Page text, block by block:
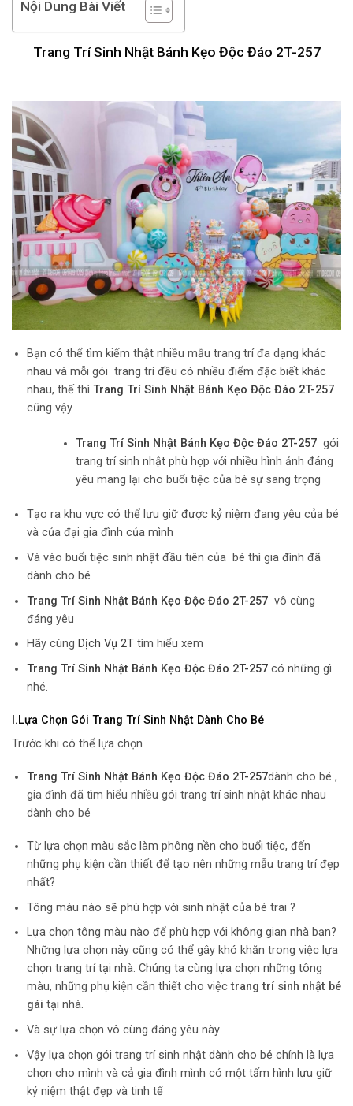
Nội Dung Bài Viết
Trang Trí Sinh Nhật Bánh Kẹo Độc Đáo 2T-257
Bạn có thể tìm kiếm thật nhiều mẫu trang trí đa dạng khác
nhau và mỗi gói trang trí đều có nhiều điểm đặc biết khác
nhau, thế thì Trang Trí Sinh Nhật Bánh Kẹo Độc Đáo 2T-257
cũng vậy
Trang Trí Sinh Nhật Bánh Kẹo Độc Đáo 2T-257 gói
trang trí sinh nhật phù hợp với nhiều hình ảnh đáng
yêu mang lại cho buổi tiệc của bé sự sang trọng
Tạo ra khu vực có thể lưu giữ được kỷ niệm đang yêu của bé
và của đại gia đình của mình
Và vào buổi tiệc sinh nhật đầu tiên của bé thì gia đình đã
dành cho bé
Trang Trí Sinh Nhật Bánh Kẹo Độc Đáo 2T-257 vô cùng
đáng yêu
Hãy cùng Dịch Vụ 2Ttìm hiểu xem
Trang Trí Sinh Nhật Bánh Kẹo Độc Đáo 2T-257 có những gì
nhé.
I.Lựa Chọn Gói Trang Trí Sinh Nhật Dành Cho Bé
Trước khi có thể lựa chọn
Trang Trí Sinh Nhật Bánh Kẹo Độc Đáo 2T-257dành cho bé ,
gia đình đã tìm hiểu nhiều gói trang trí sinh nhật khác nhau
dành cho bé
Từ lựa chọn màu sắc làm phông nền cho buổi tiệc, đến
những phụ kiện cần thiết để tạo nên những mẫu trang trí đẹp
nhất?
Tông màu nào sẽ phù hợp với sinh nhật của bé trai ?
Lựa chọn tông màu nào để phù hợp với không gian nhà bạn?
Những lựa chọn này cũng có thể gây khó khăn trong việc lựa
chọn trang trí tại nhà. Chúng ta cùng lựa chọn những tông
màu, những phụ kiện cần thiết cho việctrang trí sinh nhật bé
gái tại nhà.
Và sự lựa chọn vô cùng đáng yêu này
Vậy lựa chọn gói trang trí sinh nhật dành cho bé chính là lựa
chọn cho mình và cả gia đình mình có một tấm hình lưu giữ
kỷ niệm thật đẹp và tinh tế